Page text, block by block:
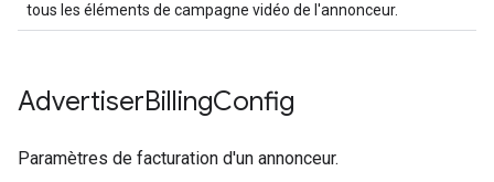
tous les éléments de campagne vidéo de l'annonceur.
AdvertiserBillingConfig
Paramètres de facturation d'un annonceur.